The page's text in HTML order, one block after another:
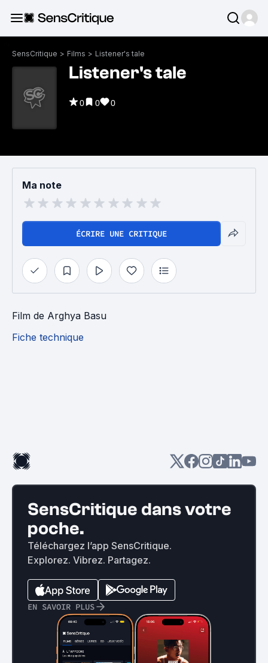
SensCritique > Films > Listener's tale
Listener's tale
0 0 0
Ma note
ÉCRIRE UNE CRITIQUE
Film de Arghya Basu
Fiche technique
SensCritique dans votre
poche.
Téléchargez l’app SensCritique.
Explorez. Vibrez. Partagez.
EN SAVOIR PLUS